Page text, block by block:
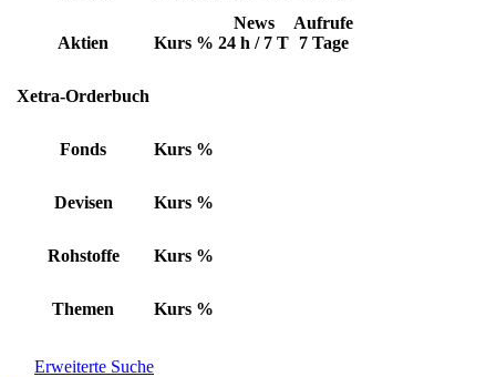
Aktien Kurs %
News
24 h / 7 T
Aufrufe
7 Tage
Xetra-Orderbuch
Fonds Kurs %
Devisen Kurs %
Rohstoffe Kurs %
Themen Kurs %
Erweiterte Suche